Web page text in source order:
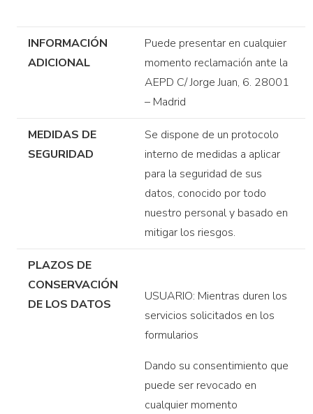
INFORMACIÓN
ADICIONAL
Puede presentar en cualquier
momento reclamación ante la
AEPD C/ Jorge Juan, 6. 28001
– Madrid
MEDIDAS DE
SEGURIDAD
Se dispone de un protocolo
interno de medidas a aplicar
para la seguridad de sus
datos, conocido por todo
nuestro personal y basado en
mitigar los riesgos.
PLAZOS DE
CONSERVACIÓN
DE LOS DATOS
USUARIO: Mientras duren los
servicios solicitados en los
formularios
Dando su consentimiento que
puede ser revocado en
cualquier momento